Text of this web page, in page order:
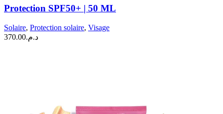
Protection SPF50+ | 50 ML
Solaire, Protection solaire, Visage
د.م.370.00